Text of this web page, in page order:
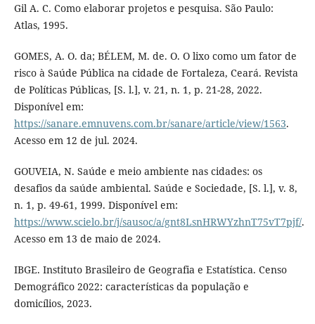
Gil A. C. Como elaborar projetos e pesquisa. São Paulo:
Atlas, 1995.
GOMES, A. O. da; BÉLEM, M. de. O. O lixo como um fator de
risco à Saúde Pública na cidade de Fortaleza, Ceará. Revista
de Políticas Públicas, [S. l.], v. 21, n. 1, p. 21-28, 2022.
Disponível em:
https://sanare.emnuvens.com.br/sanare/article/view/1563.
Acesso em 12 de jul. 2024.
GOUVEIA, N. Saúde e meio ambiente nas cidades: os
desafios da saúde ambiental. Saúde e Sociedade, [S. l.], v. 8,
n. 1, p. 49-61, 1999. Disponível em:
https://www.scielo.br/j/sausoc/a/gnt8LsnHRWYzhnT75vT7pjf/.
Acesso em 13 de maio de 2024.
IBGE. Instituto Brasileiro de Geografia e Estatística. Censo
Demográfico 2022: características da população e
domicílios, 2023.